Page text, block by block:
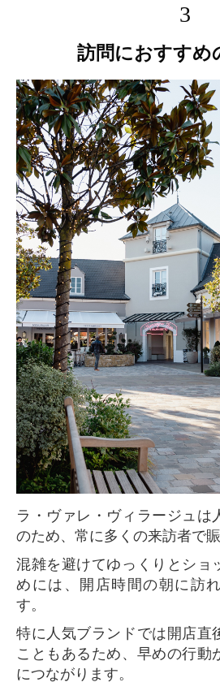
3
訪問におすす
ラ・ヴァレ・ヴィラージュは人気のアウトレット
のため、常に多くの来訪者で
混雑を避けてゆっくりとショッピングを楽しむた
めには、開店時間の朝に訪
す。
特に人気ブランドでは開店直後から行列ができる
こともあるため、早めの行動
につながります。